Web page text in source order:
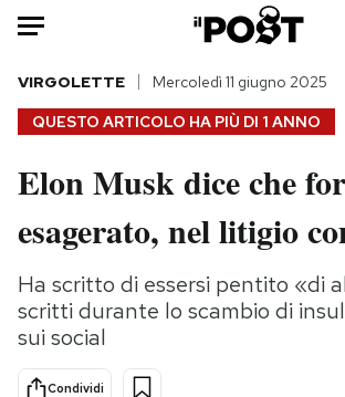
Auto
HOME
Italia
Politica
Tecnologia
Internet
Scienza
Cultura
Moda
Storie/
Ok
QUESTO ARTICOLO HA PIÙ DI 1 ANNO
VIRGOLETTE Mercoledì 11 giugno 2025
Elon Musk dice che
esagerato, nel litigio
Ha scritto di essersi pentito «di
scritti durante lo scambio di
sui social
Condividi